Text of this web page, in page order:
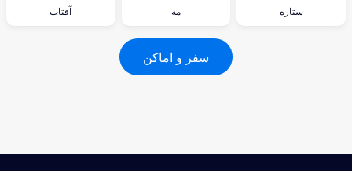
ستاره مه آفتاب
سفر و اماکن